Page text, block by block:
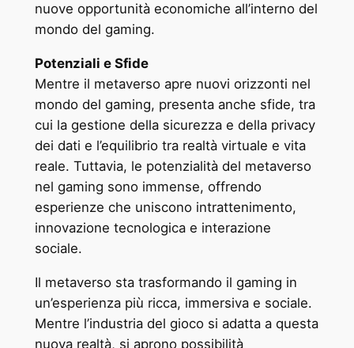
nuove opportunità economiche all’interno del
mondo del gaming.
Potenziali e Sfide
Mentre il metaverso apre nuovi orizzonti nel
mondo del gaming, presenta anche sfide, tra
cui la gestione della sicurezza e della privacy
dei dati e l’equilibrio tra realtà virtuale e vita
reale. Tuttavia, le potenzialità del metaverso
nel gaming sono immense, offrendo
esperienze che uniscono intrattenimento,
innovazione tecnologica e interazione
sociale.
Il metaverso sta trasformando il gaming in
un’esperienza più ricca, immersiva e sociale.
Mentre l’industria del gioco si adatta a questa
nuova realtà, si aprono possibilità